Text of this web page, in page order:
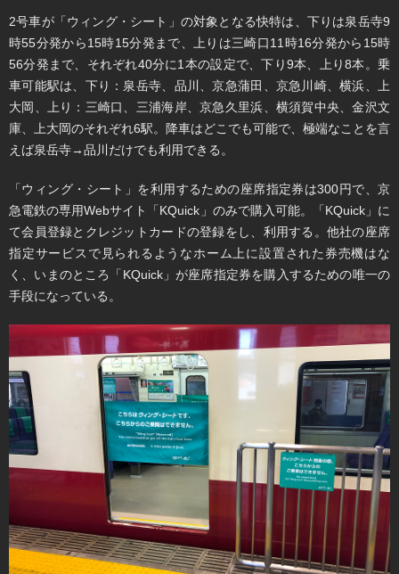
2号車が「ウィング・シート」の対象となる快特は、下りは泉岳寺9
時55分発から15時15分発まで、上りは三崎口11時16分発から15時
56分発まで、それぞれ40分に1本の設定で、下り9本、上り8本。乗
車可能駅は、下り：泉岳寺、品川、京急蒲田、京急川崎、横浜、上
大岡、上り：三崎口、三浦海岸、京急久里浜、横須賀中央、金沢文
庫、上大岡のそれぞれ6駅。降車はどこでも可能で、極端なことを言
えば泉岳寺→品川だけでも利用できる。
「ウィング・シート」を利用するための座席指定券は300円で、京
急電鉄の専用Webサイト「KQuick」のみで購入可能。「KQuick」に
て会員登録とクレジットカードの登録をし、利用する。他社の座席
指定サービスで見られるようなホーム上に設置された券売機はな
く、いまのところ「KQuick」が座席指定券を購入するための唯一の
手段になっている。